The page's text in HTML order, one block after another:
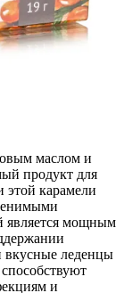
маслом и
продукт для
этой карамели
является мощным
вкусные леденцы
и